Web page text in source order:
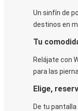
Un sinfín de
destinos en
Tu
Relájate con
para las
Elige,
De tu